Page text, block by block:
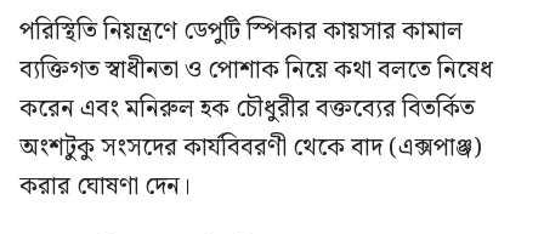
পরিস্থিতি নিয়ন্ত্রণে ডেপুটি স্পিকার কায়সার কামাল
ব্যক্তিগত স্বাধীনতা ও পোশাক নিয়ে কথা বলতে নিষেধ
করেন এবং মনিরুল হক চৌধুরীর বক্তব্যের বিতর্কিত
অংশটুকু সংসদের কার্যবিবরণী থেকে বাদ (এক্সপাঞ্জ)
করার ঘোষণা দেন।